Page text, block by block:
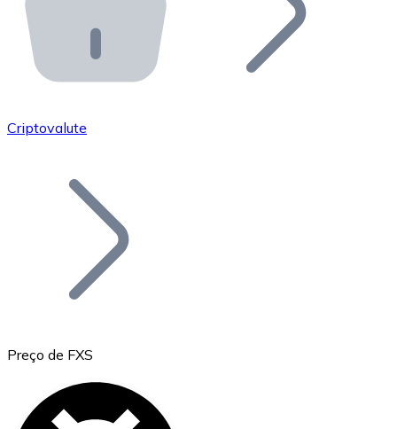
API Bitnovo
Integre nossa API no seu ecossistema.
Junte-se à nossa rede de revendedores e comercialize
Adicione o token do seu projeto ao nosso serviço de
Bitcoin
Criptovalute
Preço de FXS